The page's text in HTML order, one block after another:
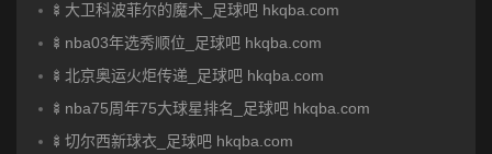
🍢大卫科波菲尔的魔术_足球吧 hkqba.com
🍢nba03年选秀顺位_足球吧 hkqba.com
🍢北京奥运火炬传递_足球吧 hkqba.com
🍢nba75周年75大球星排名_足球吧 hkqba.com
🍢切尔西新球衣_足球吧 hkqba.com